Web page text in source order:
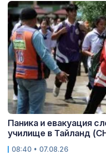
Паника и евакуация
училище в Тайланд
08:40 • 07.08.26